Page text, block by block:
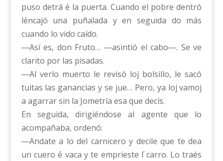
puso detrá ΄e la puerta. Cuando el pobre dentró
l΄encajó una puñalada y en seguida do más
cuando lo vido caído.
―Así es, don Fruto… ―asintió el cabo―. Se ve
clarito por las pisadas.
―Al verlo muerto le revisó loj bolsillo, le sacó
tuitas las ganancias y se jue… Pero, ya loj vamoj
a agarrar sin la Jometría esa que decís.
En seguida, dirigiéndose al agente que lo
acompañaba, ordenó:
―Andate a lo del carnicero y decile que te dea
un cuero ΄e vaca y te emprieste ΄l carro. Lo traés